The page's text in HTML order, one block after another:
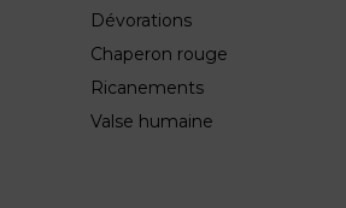
Dévorations
Chaperon rouge
Ricanements
Valse humaine